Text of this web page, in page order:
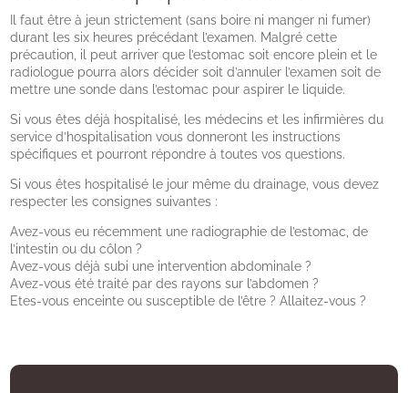
Il faut être à jeun strictement (sans boire ni manger ni fumer)
durant les six heures précédant l’examen. Malgré cette
précaution, il peut arriver que l’estomac soit encore plein et le
radiologue pourra alors décider soit d’annuler l’examen soit de
mettre une sonde dans l’estomac pour aspirer le liquide.
Si vous êtes déjà hospitalisé, les médecins et les infirmières du
service d’hospitalisation vous donneront les instructions
spécifiques et pourront répondre à toutes vos questions.
Si vous êtes hospitalisé le jour même du drainage, vous devez
respecter les consignes suivantes :
Avez-vous eu récemment une radiographie de l’estomac, de
l’intestin ou du côlon ?
Avez-vous déjà subi une intervention abdominale ?
Avez-vous été traité par des rayons sur l’abdomen ?
Etes-vous enceinte ou susceptible de l’être ? Allaitez-vous ?